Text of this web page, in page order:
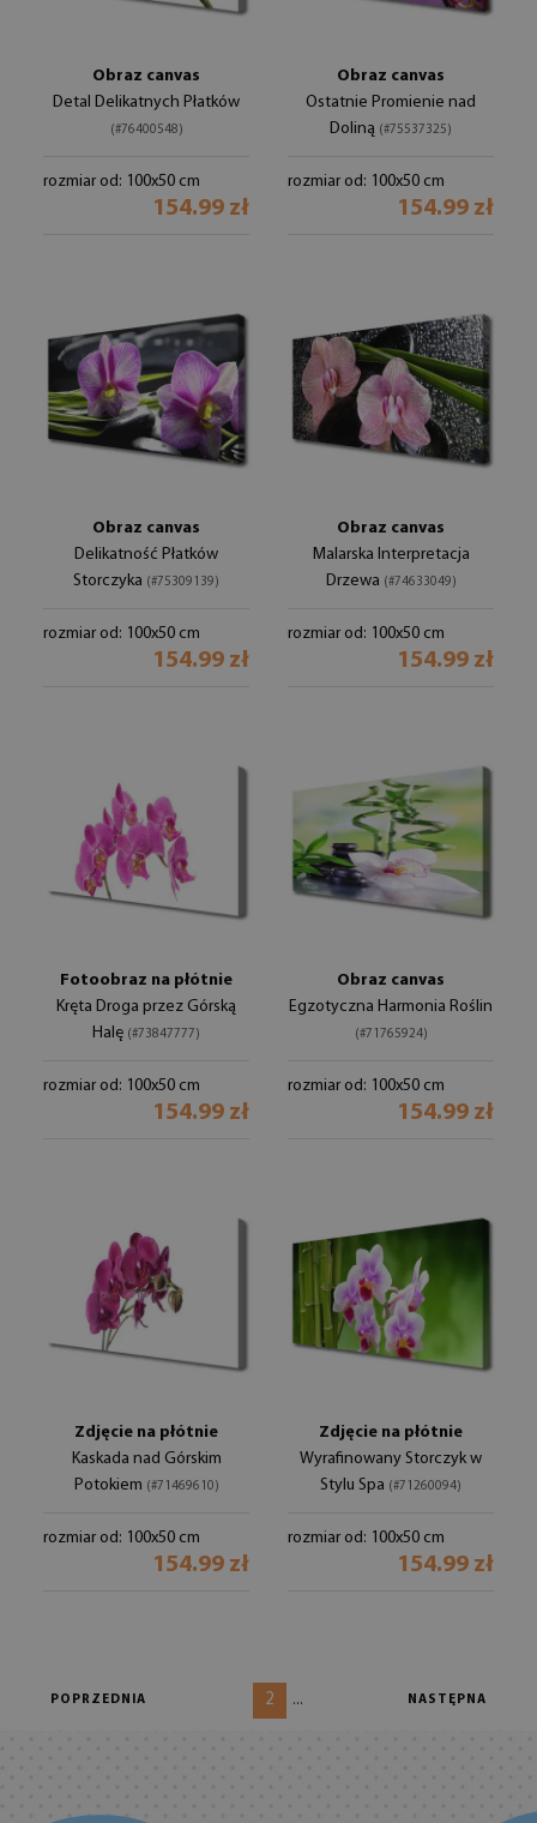
Obraz canvas
Detal Delikatnych Płatków
(#76400548)
rozmiar od: 100x50 cm
154.99 zł
Obraz canvas
Ostatnie Promienie nad
Doliną (#75537325)
rozmiar od: 100x50 cm
154.99 zł
Obraz canvas
Delikatność Płatków
Storczyka (#75309139)
rozmiar od: 100x50 cm
154.99 zł
Obraz canvas
Malarska Interpretacja
Drzewa (#74633049)
rozmiar od: 100x50 cm
154.99 zł
Fotoobraz na płótnie
Kręta Droga przez Górską
Halę (#73847777)
rozmiar od: 100x50 cm
154.99 zł
Obraz canvas
Egzotyczna Harmonia Roślin
(#71765924)
rozmiar od: 100x50 cm
154.99 zł
Zdjęcie na płótnie
Kaskada nad Górskim
Potokiem (#71469610)
rozmiar od: 100x50 cm
154.99 zł
Zdjęcie na płótnie
Wyrafinowany Storczyk w
Stylu Spa (#71260094)
rozmiar od: 100x50 cm
154.99 zł
POPRZEDNIA 2 ... NASTĘPNA